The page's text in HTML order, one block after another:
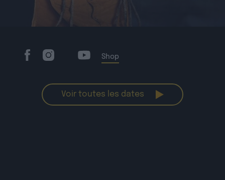
Shop
Voir toutes les dates